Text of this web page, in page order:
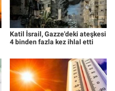
Katil İsrail, Gazze'deki ateşkesi
4 binden fazla kez ihlal etti